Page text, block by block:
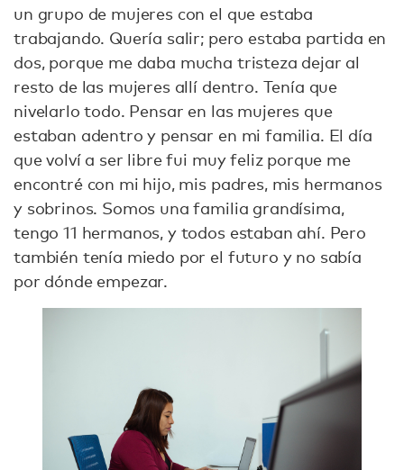
un grupo de mujeres con el que estaba
trabajando. Quería salir; pero estaba partida en
dos, porque me daba mucha tristeza dejar al
resto de las mujeres allí dentro. Tenía que
nivelarlo todo. Pensar en las mujeres que
estaban adentro y pensar en mi familia. El día
que volví a ser libre fui muy feliz porque me
encontré con mi hijo, mis padres, mis hermanos
y sobrinos. Somos una familia grandísima,
tengo 11 hermanos, y todos estaban ahí. Pero
también tenía miedo por el futuro y no sabía
por dónde empezar.